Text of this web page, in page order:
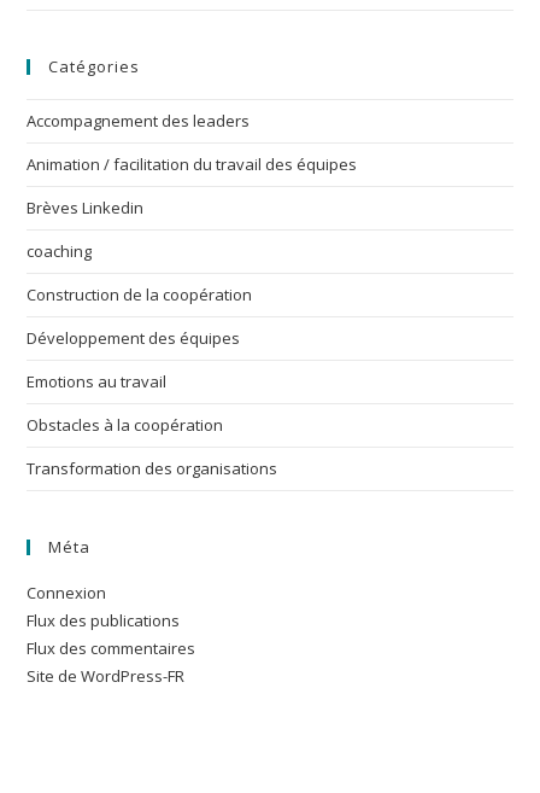
Catégories
Accompagnement des leaders
Animation / facilitation du travail des équipes
Brèves Linkedin
coaching
Construction de la coopération
Développement des équipes
Emotions au travail
Obstacles à la coopération
Transformation des organisations
Méta
Connexion
Flux des publications
Flux des commentaires
Site de WordPress-FR